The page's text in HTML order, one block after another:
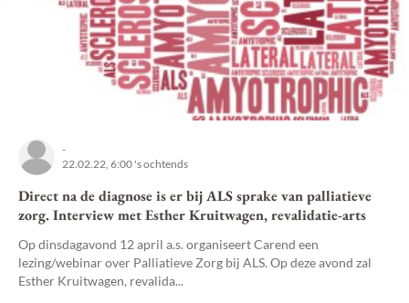
-
22.02.22, 6:00 's ochtends
Direct na de diagnose is er bij ALS sprake van palliatieve
zorg. Interview met Esther Kruitwagen, revalidatie-arts
Op dinsdagavond 12 april a.s. organiseert Carend een
lezing/webinar over Palliatieve Zorg bij ALS. Op deze avond zal
Esther Kruitwagen, revalida...